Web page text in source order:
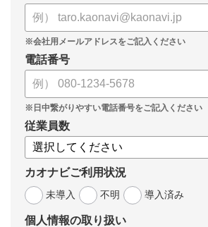
電話番号
従業員数
カオナビご利用状況
未導入
不明 導入済み
個人情報の取り扱い